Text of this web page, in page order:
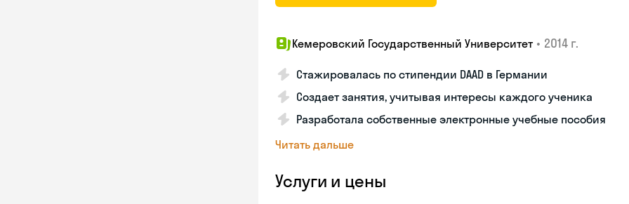
Кемеровский Государственный Университет • 2014 г.
Стажировалась по стипендии DAAD в Германии
Создает занятия, учитывая интересы каждого ученика
Разработала собственные электронные учебные пособия
Читать дальше
Услуги и цены